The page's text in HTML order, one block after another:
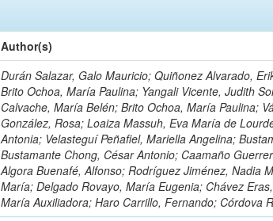
Author(s)
Durán Salazar, Galo Mauricio; Quiñonez Alvarado,
Brito Ochoa, María Paulina; Yangali Vicente, Judith
Calvache, María Belén; Brito Ochoa, María Paulina;
González, Rosa; Loaiza Massuh, Eva María de
Antonia; Velasteguí Peñafiel, Mariella Angelina;
Bustamante Chong, César Antonio; Caamaño
Algora Buenafé, Alfonso; Rodríguez Jiménez, Nadia
María; Delgado Rovayo, María Eugenia; Chávez
María Auxiliadora; Haro Carrillo, Fernando; Córdova